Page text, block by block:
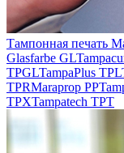
Тампонная печать
Glasfarbe GL
TPGLTampaPlus TPL
TPRMaraprop PP
TPXTampatech TPT